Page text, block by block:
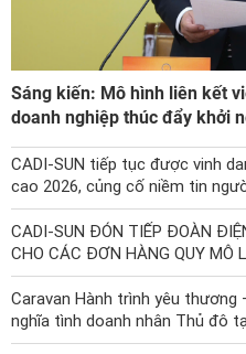
Sáng kiến: Mô hình liên kết
doanh nghiệp thúc đẩy khởi
CADI-SUN tiếp tục được vinh
cao 2026, củng cố niềm tin
CADI-SUN ĐÓN TIẾP ĐOÀN
CHO CÁC ĐƠN HÀNG QUY MÔ
Caravan Hành trình yêu
nghĩa tình doanh nhân Thủ đô